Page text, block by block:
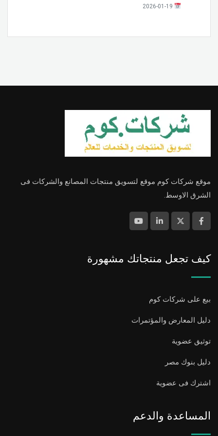
موقع شركات كوم موقع لتسويق منتجات المصانع والشركات فى
الشرق الاوسط.
كيف تجعل منتجاتك مشهورة
بيع على شركات كوم
دليل المعارض والمؤتمرات
توثيق عضوية
دليل بنوك مصر
اشترك فى عضوية
المساعدة والدعم